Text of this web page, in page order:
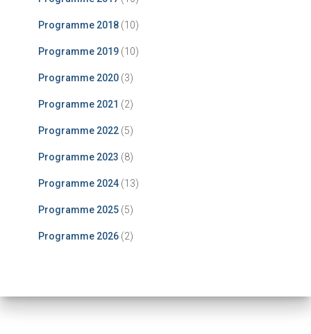
Programme 2018 (10)
Programme 2019 (10)
Programme 2020 (3)
Programme 2021 (2)
Programme 2022 (5)
Programme 2023 (8)
Programme 2024 (13)
Programme 2025 (5)
Programme 2026 (2)